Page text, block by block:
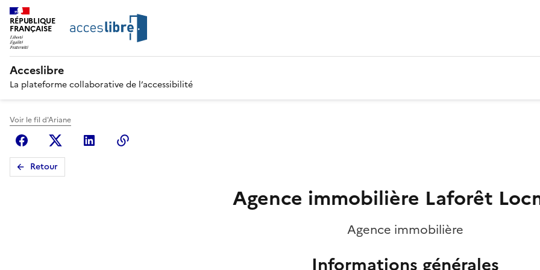
RÉPUBLIQUE
FRANÇAISE
Acceslibre
La plateforme collaborative de l’accessibilité
Voir le fil d'Ariane
FacebookX (anciennement Twitter)
Linkedin
Retour
Agence immobilière Laforêt
Agence immobilière
Informations générales